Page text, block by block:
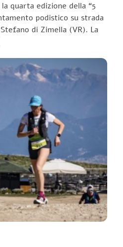
quarta edizione della “5
podistico su strada
di Zimella (VR). La